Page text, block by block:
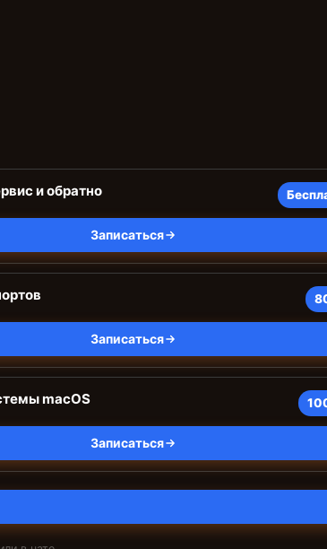
и обратно
Записаться
Записаться
macOS
Записаться